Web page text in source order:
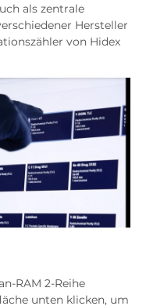
als zentrale
Hersteller
von Hidex
RAM 2-Reihe
unten klicken, um